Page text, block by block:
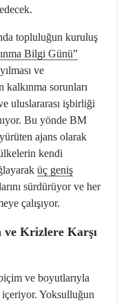
topluluğun kuruluş
Bilgi Günü”
ve
sorunları
ve uluslararası işbirliği
Bu yönde BM
ajans olarak
kendi
üç geniş
sürdürüyor ve her
çalışıyor.
ve Krizlere Karşı
ve boyutlarıyla
içeriyor. Yoksulluğun